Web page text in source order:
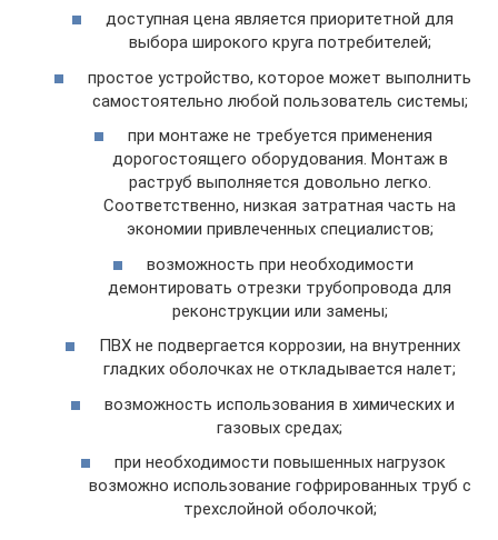
доступная цена является приоритетной для
выбора широкого круга потребителей;
простое устройство, которое может выполнить
самостоятельно любой пользователь системы;
при монтаже не требуется применения
дорогостоящего оборудования. Монтаж в
раструб выполняется довольно легко.
Соответственно, низкая затратная часть на
экономии привлеченных специалистов;
возможность при необходимости
демонтировать отрезки трубопровода для
реконструкции или замены;
ПВХ не подвергается коррозии, на внутренних
гладких оболочках не откладывается налет;
возможность использования в химических и
газовых средах;
при необходимости повышенных нагрузок
возможно использование гофрированных труб с
трехслойной оболочкой;